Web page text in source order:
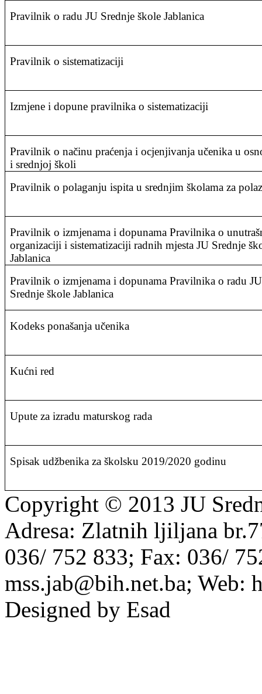
Pravilnik o radu JU Srednje škole Jablanica
Pravilnik o sistematizaciji
Izmjene i dopune pravilnika o sistematizaciji
Pravilnik o načinu praćenja i ocjenjivanja učenika u
i srednjoj školi
Pravilnik o polaganju ispita u srednjim školama za
Pravilnik o izmjenama i dopunama Pravilnika o
organizaciji i sistematizaciji radnih mjesta JU Srednje
Jablanica
Pravilnik o izmjenama i dopunama Pravilnika o radu JU
Srednje škole Jablanica
Kodeks ponašanja učenika
Kućni red
Upute za izradu maturskog rada
Spisak udžbenika za školsku 2019/2020 godinu
Copyright © 2013 JU
Adresa: Zlatnih ljiljana
036/ 752 833; Fax: 036/
mss.jab@bih.net.ba; Web:
Designed by Esad